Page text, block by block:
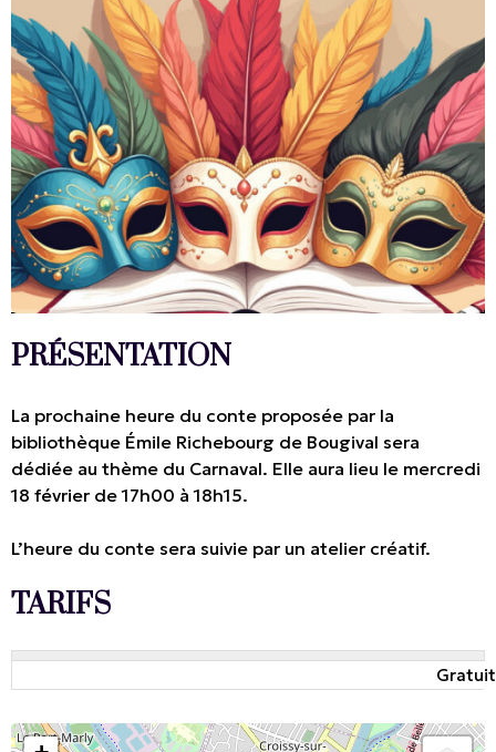
PRÉSENTATION
La prochaine heure du conte proposée par la
bibliothèque Émile Richebourg de Bougival sera
dédiée au thème du Carnaval. Elle aura lieu le mercredi
18 février de 17h00 à 18h15.
L’heure du conte sera suivie par un atelier créatif.
TARIFS
Gratuit